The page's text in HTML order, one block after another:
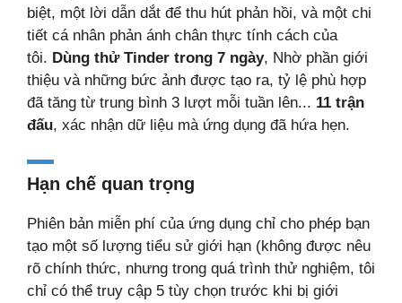
biệt, một lời dẫn dắt để thu hút phản hồi, và một chi
tiết cá nhân phản ánh chân thực tính cách của
tôi. Dùng thử Tinder trong 7 ngày, Nhờ phần giới
thiệu và những bức ảnh được tạo ra, tỷ lệ phù hợp
đã tăng từ trung bình 3 lượt mỗi tuần lên... 11 trận
đấu, xác nhận dữ liệu mà ứng dụng đã hứa hẹn.
Hạn chế quan trọng
Phiên bản miễn phí của ứng dụng chỉ cho phép bạn
tạo một số lượng tiểu sử giới hạn (không được nêu
rõ chính thức, nhưng trong quá trình thử nghiệm, tôi
chỉ có thể truy cập 5 tùy chọn trước khi bị giới